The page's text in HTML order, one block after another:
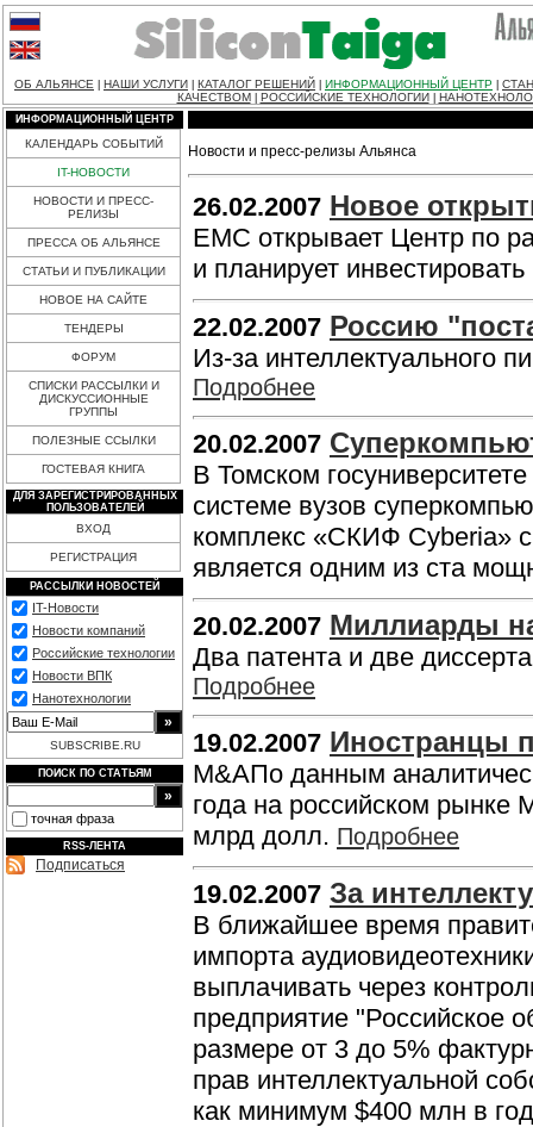
ОБ АЛЬЯНСЕ НАШИ УСЛУГИ КАТАЛОГ РЕШЕНИЙ ИНФОРМАЦИОННЫЙ ЦЕНТР
КАЧЕСТВОМ
РОССИЙСКИЕ ТЕХНОЛОГИИ
ИНФОРМАЦИОННЫЙ ЦЕНТР
КАЛЕНДАРЬ СОБЫТИЙ
IT-НОВОСТИ
НОВОСТИ И ПРЕСС-
РЕЛИЗЫ
ПРЕССА ОБ АЛЬЯНСЕ
СТАТЬИ И ПУБЛИКАЦИИ
НОВОЕ НА САЙТЕ
ТЕНДЕРЫ
ФОРУМ
СПИСКИ РАССЫЛКИ И
ДИСКУССИОННЫЕ
ГРУППЫ
ПОЛЕЗНЫЕ ССЫЛКИ
ГОСТЕВАЯ КНИГА
ДЛЯ ЗАРЕГИСТРИРОВАННЫХ
ПОЛЬЗОВАТЕЛЕЙ
ВХОД
РЕГИСТРАЦИЯ
РАССЫЛКИ НОВОСТЕЙ
IT-Новости
Новости компаний
Российские технологии
Новости ВПК
Нанотехнологии
SUBSCRIBE.RU
ПОИСК ПО СТАТЬЯМ
точная фраза
RSS-ЛЕНТА
Подписаться
Новости и пресс-релизы Альянса
26.02.2007 Новое
ЕМС открывает Центр по
и планирует
22.02.2007 Россию
Из-за интеллектуального
Подробнее
20.02.2007
В Томском
системе вузов
комплекс «СКИФ Cyberia»
является одним из ста
20.02.2007 Миллиарды
Два патента и две
Подробнее
19.02.2007 Иностранцы
M&AПо данным
года на российском
млрд долл. Подробнее
19.02.2007 За
В ближайшее время
импорта
выплачивать через
предприятие "Российское
размере от 3 до 5%
прав интеллектуальной
как минимум $400 млн в